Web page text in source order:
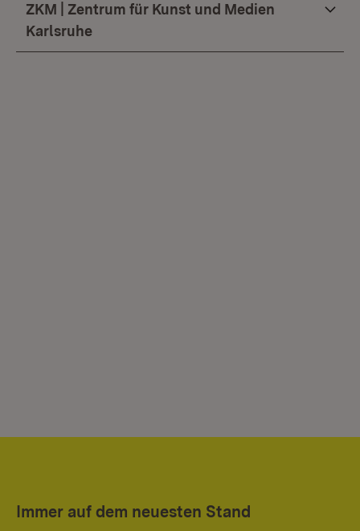
ZKM | Zentrum für Kunst und Medien
Karlsruhe
Immer auf dem neuesten Stand